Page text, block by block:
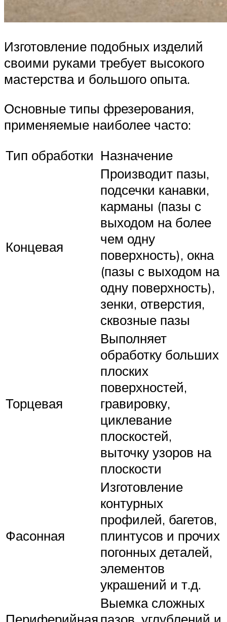
Изготовление подобных изделий
своими руками требует высокого
мастерства и большого опыта.
Основные типы фрезерования,
применяемые наиболее часто:
Тип обработки Назначение
Концевая
Производит пазы,
подсечки канавки,
карманы (пазы с
выходом на более
чем одну
поверхность), окна
(пазы с выходом на
одну поверхность),
зенки, отверстия,
сквозные пазы
Торцевая
Выполняет
обработку больших
плоских
поверхностей,
гравировку,
циклевание
плоскостей,
выточку узоров на
плоскости
Фасонная
Изготовление
контурных
профилей, багетов,
плинтусов и прочих
погонных деталей,
элементов
украшений и т.д.
Выемка сложных